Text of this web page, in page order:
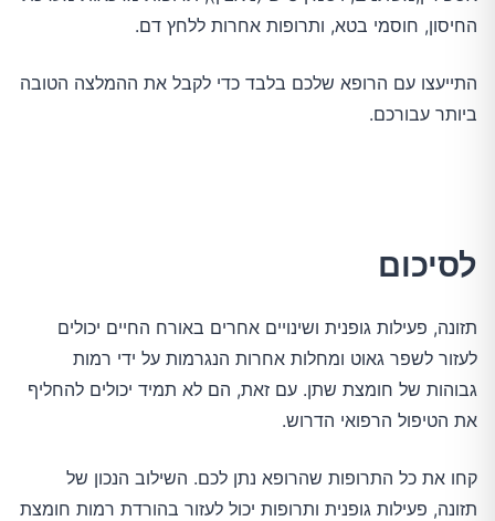
החיסון, חוסמי בטא, ותרופות אחרות ללחץ דם.
התייעצו עם הרופא שלכם בלבד כדי לקבל את ההמלצה הטובה
ביותר עבורכם.
לסיכום
תזונה, פעילות גופנית ושינויים אחרים באורח החיים יכולים
לעזור לשפר גאוט ומחלות אחרות הנגרמות על ידי רמות
גבוהות של חומצת שתן. עם זאת, הם לא תמיד יכולים להחליף
את הטיפול הרפואי הדרוש.
קחו את כל התרופות שהרופא נתן לכם. השילוב הנכון של
תזונה, פעילות גופנית ותרופות יכול לעזור בהורדת רמות חומצת